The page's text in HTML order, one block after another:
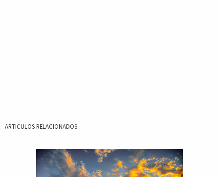
ARTICULOS RELACIONADOS